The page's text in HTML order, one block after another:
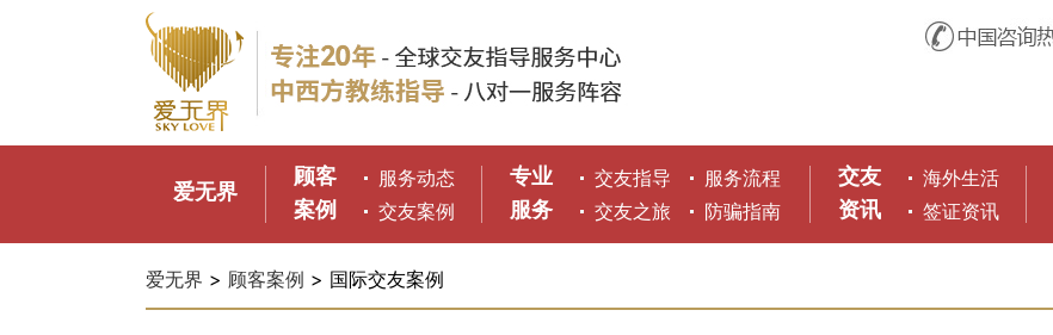
爱无界
顾客
案例
服务动态
交友案例
专业
服务
交友指导
服务流程
交友之旅
防骗指南
交友
资讯
海外生活
签证资讯
爱无界 > 顾客案例 > 国际交友案例